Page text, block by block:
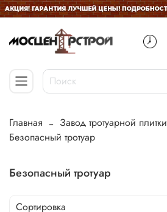
Главная
Завод тротуарной плитки
Безопасный тротуар
Безопасный тротуар